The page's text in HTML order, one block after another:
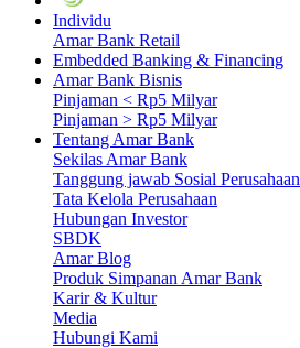
Individu
Amar Bank Retail
Embedded Banking & Financing
Amar Bank Bisnis
Pinjaman < Rp5 Milyar
Pinjaman > Rp5 Milyar
Tentang Amar Bank
Sekilas Amar Bank
Tanggung jawab Sosial Perusahaan
Tata Kelola Perusahaan
Hubungan Investor
SBDK
Amar Blog
Produk Simpanan Amar Bank
Karir & Kultur
Media
Hubungi Kami